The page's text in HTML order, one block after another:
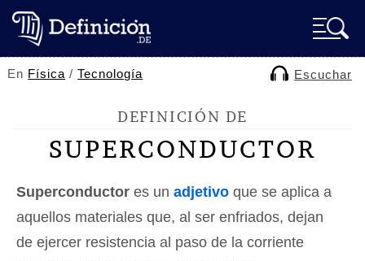
En Física /Tecnología Escuchar
DEFINICIÓN DE
SUPERCONDUCTOR
Superconductor es un adjetivo que se aplica a
aquellos materiales que, al ser enfriados, dejan
de ejercer resistencia al paso de la corriente